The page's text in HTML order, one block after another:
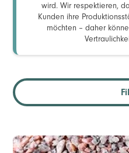
wird. Wir respektieren,
Kunden ihre
möchten – daher